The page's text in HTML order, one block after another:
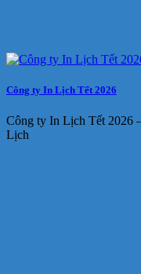
Công ty In Lịch Tết 2026
Công ty In Lịch Tết 2026
Lịch